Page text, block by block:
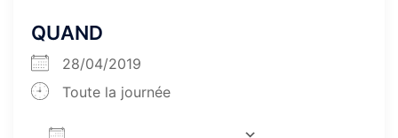
QUAND
28/04/2019
Toute la journée